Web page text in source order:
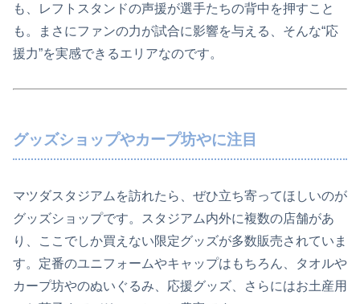
も、レフトスタンドの声援が選手たちの背中を押すこと
も。まさにファンの力が試合に影響を与える、そんな“応
援力”を実感できるエリアなのです。
グッズショップやカープ坊やに注目
マツダスタジアムを訪れたら、ぜひ立ち寄ってほしいのが
グッズショップです。スタジアム内外に複数の店舗があ
り、ここでしか買えない限定グッズが多数販売されていま
す。定番のユニフォームやキャップはもちろん、タオルや
カープ坊やのぬいぐるみ、応援グッズ、さらにはお土産用